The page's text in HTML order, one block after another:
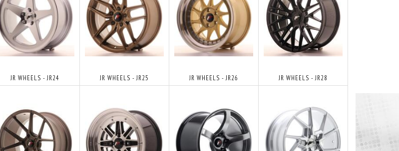
JR WHEELS - JR24 JR WHEELS - JR25 JR WHEELS - JR26 JR WHEELS - JR28